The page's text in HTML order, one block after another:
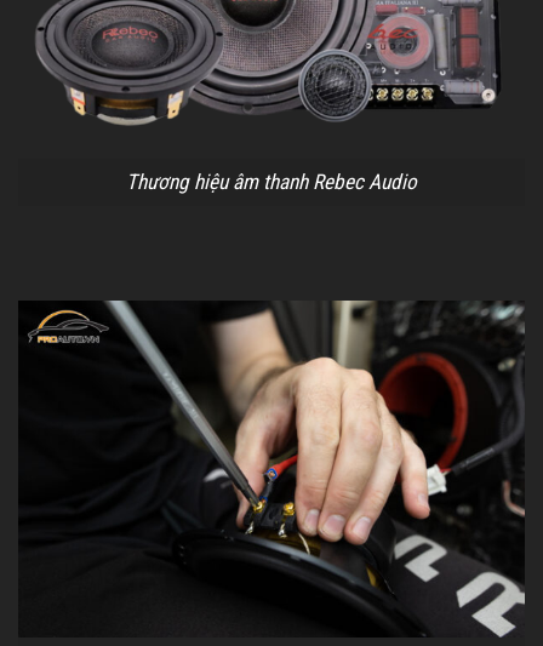
Thương hiệu âm thanh Rebec Audio